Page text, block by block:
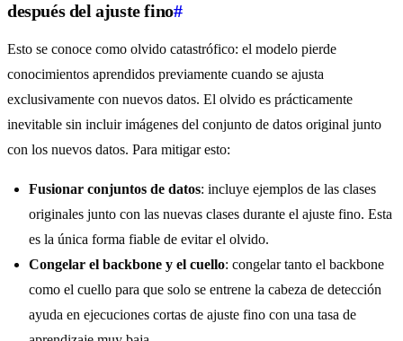
después del ajuste fino#
Esto se conoce como olvido catastrófico: el modelo pierde
conocimientos aprendidos previamente cuando se ajusta
exclusivamente con nuevos datos. El olvido es prácticamente
inevitable sin incluir imágenes del conjunto de datos original junto
con los nuevos datos. Para mitigar esto:
Fusionar conjuntos de datos: incluye ejemplos de las clases
originales junto con las nuevas clases durante el ajuste fino. Esta
es la única forma fiable de evitar el olvido.
Congelar el backbone y el cuello: congelar tanto el backbone
como el cuello para que solo se entrene la cabeza de detección
ayuda en ejecuciones cortas de ajuste fino con una tasa de